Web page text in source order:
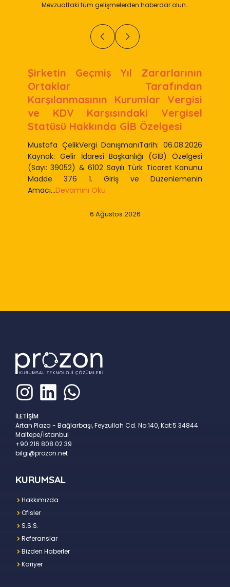
Mevzuattaki tüm gelişmelerden haberdar olun…
Şirketin Geçmiş Yıl Zararlarının
Ortaklar Tarafından
Karşılanmasının Kurumlar Vergisi
ve KDV Karşısındaki Vergisel
Statüsü Hakkında GİB Özelgesi
Mustafa ÇelikVergi DanışmanıTarih: 06.08.2026
Kaynak: Gelir İdaresi Başkanlığı (GİB) Özelgesi
(Sayı: 39052) & 6102 Sayılı Türk Ticaret Kanunu
Madde 376 1. Giriş ve Düzenlemenin
Amacı...Devamını Oku
6 Ağustos 2026
İLETİŞİM
Artan Plaza - Bağlarbaşı, Feyzullah Cd. No:140, Kat:5 34844
Maltepe/İstanbul
+90 216 808 02 39
bilgi@prozon.net
KURUMSAL
Hakkımızda
Ofisler
S.S.S.
Referanslar
Bizden Haberler
Kariyer